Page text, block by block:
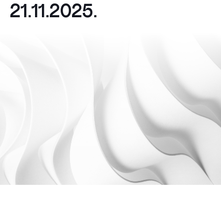
21.11.2025.